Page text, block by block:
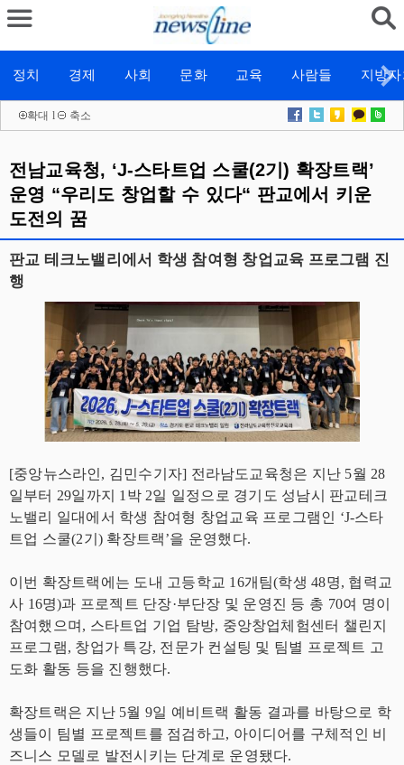
정치 경제 사회 문화 교육 사람들 지방
확대 l 축소
전남교육청, ‘J-스타트업 스쿨(2기) 확장트랙’
운영 “우리도 창업할 수 있다“ 판교에서 키운
도전의 꿈
판교 테크노밸리에서 학생 참여형 창업교육 프로그램 진
행
[중앙뉴스라인, 김민수기자] 전라남도교육청은 지난 5월 28
일부터 29일까지 1박 2일 일정으로 경기도 성남시 판교테크
노밸리 일대에서 학생 참여형 창업교육 프로그램인 ‘J-스타
트업 스쿨(2기) 확장트랙’을 운영했다.
이번 확장트랙에는 도내 고등학교 16개팀(학생 48명, 협력교
사 16명)과 프로젝트 단장·부단장 및 운영진 등 총 70여 명이
참여했으며, 스타트업 기업 탐방, 중앙창업체험센터 챌린지
프로그램, 창업가 특강, 전문가 컨설팅 및 팀별 프로젝트 고
도화 활동 등을 진행했다.
확장트랙은 지난 5월 9일 예비트랙 활동 결과를 바탕으로 학
생들이 팀별 프로젝트를 점검하고, 아이디어를 구체적인 비
즈니스 모델로 발전시키는 단계로 운영됐다.